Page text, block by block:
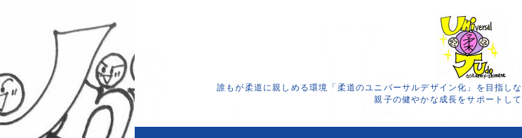
誰もが柔道に親しめる環境「柔道のユニバーサルデザイン化」を目指し
親子の健やかな成長をサポートして